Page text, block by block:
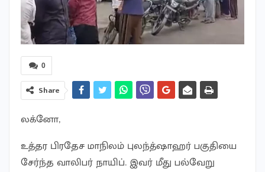
0
Share
லக்னோ,
உத்தர பிரதேச மாநிலம் புலந்த்ஷாஹர் பகுதியை
சேர்ந்த வாலிபர் நாயிப். இவர் மீது பல்வேறு